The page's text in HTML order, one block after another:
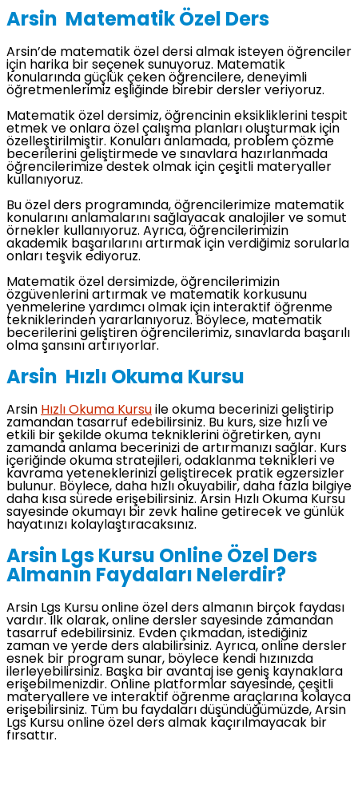
Arsin Matematik Özel Ders
Arsin’de matematik özel dersi almak isteyen öğrenciler
için harika bir seçenek sunuyoruz. Matematik
konularında güçlük çeken öğrencilere, deneyimli
öğretmenlerimiz eşliğinde birebir dersler veriyoruz.
Matematik özel dersimiz, öğrencinin eksikliklerini tespit
etmek ve onlara özel çalışma planları oluşturmak için
özelleştirilmiştir. Konuları anlamada, problem çözme
becerilerini geliştirmede ve sınavlara hazırlanmada
öğrencilerimize destek olmak için çeşitli materyaller
kullanıyoruz.
Bu özel ders programında, öğrencilerimize matematik
konularını anlamalarını sağlayacak analojiler ve somut
örnekler kullanıyoruz. Ayrıca, öğrencilerimizin
akademik başarılarını artırmak için verdiğimiz sorularla
onları teşvik ediyoruz.
Matematik özel dersimizde, öğrencilerimizin
özgüvenlerini artırmak ve matematik korkusunu
yenmelerine yardımcı olmak için interaktif öğrenme
tekniklerinden yararlanıyoruz. Böylece, matematik
becerilerini geliştiren öğrencilerimiz, sınavlarda başarılı
olma şansını artırıyorlar.
Arsin Hızlı Okuma Kursu
Arsin Hızlı Okuma Kursu ile okuma becerinizi geliştirip
zamandan tasarruf edebilirsiniz. Bu kurs, size hızlı ve
etkili bir şekilde okuma tekniklerini öğretirken, aynı
zamanda anlama becerinizi de artırmanızı sağlar. Kurs
içeriğinde okuma stratejileri, odaklanma teknikleri ve
kavrama yeteneklerinizi geliştirecek pratik egzersizler
bulunur. Böylece, daha hızlı okuyabilir, daha fazla bilgiye
daha kısa sürede erişebilirsiniz. Arsin Hızlı Okuma Kursu
sayesinde okumayı bir zevk haline getirecek ve günlük
hayatınızı kolaylaştıracaksınız.
Arsin Lgs Kursu Online Özel Ders
Almanın Faydaları Nelerdir?
Arsin Lgs Kursu online özel ders almanın birçok faydası
vardır. İlk olarak, online dersler sayesinde zamandan
tasarruf edebilirsiniz. Evden çıkmadan, istediğiniz
zaman ve yerde ders alabilirsiniz. Ayrıca, online dersler
esnek bir program sunar, böylece kendi hızınızda
ilerleyebilirsiniz. Başka bir avantaj ise geniş kaynaklara
erişebilmenizdir. Online platformlar sayesinde, çeşitli
materyallere ve interaktif öğrenme araçlarına kolayca
erişebilirsiniz. Tüm bu faydaları düşündüğümüzde, Arsin
Lgs Kursu online özel ders almak kaçırılmayacak bir
fırsattır.